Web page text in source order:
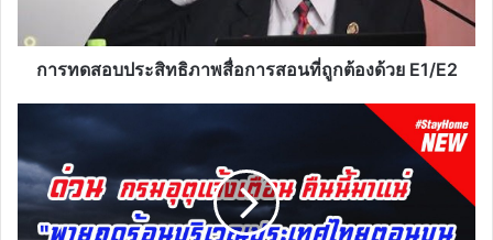
ต้อง
ด้วยการทดสอบประสิทธิภาพสื่อการสอนที่ถูกต้องด้วย E1/E2
ร้อน
บริเวณ
ประเทศไทย
ตอน